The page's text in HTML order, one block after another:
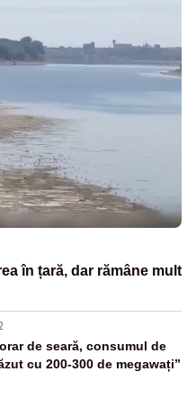
în țară, dar rămâne mult
de seară, consumul de
cu 200-300 de megawați”